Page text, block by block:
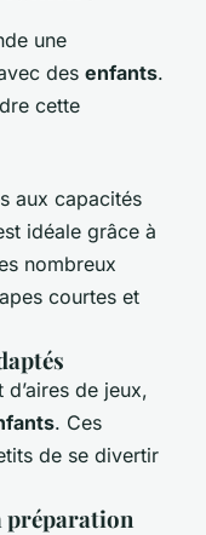
une
des enfants.
cette
aux capacités
idéale grâce à
nombreux
courtes et
d’aires de jeux,
. Ces
de se divertir
préparation